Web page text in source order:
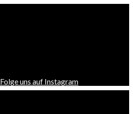
Folge uns auf Instagram